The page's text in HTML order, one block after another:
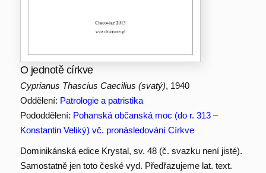
O jednotě církve
Cyprianus Thascius Caecilius (svatý), 1940
Oddělení: Patrologie a patristika
Pododdělení: Pohanská občanská moc (do r. 313 –
Konstantin Veliký) vč. pronásledování Církve
Dominikánská edice Krystal, sv. 48 (č. svazku není jisté).
Samostatně jen toto české vyd. Předřazujeme lat. text.